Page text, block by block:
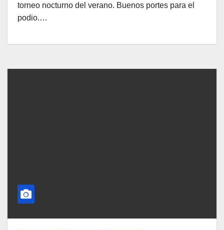
torneo nocturno del verano. Buenos portes para el
podio.…